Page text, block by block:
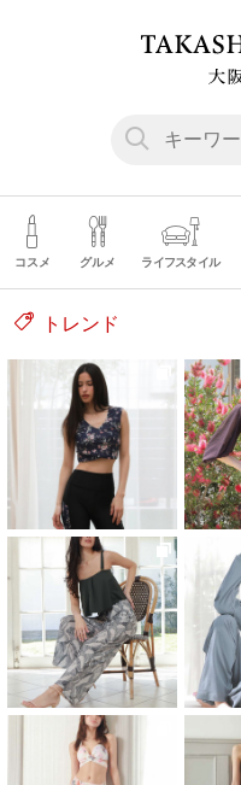
コスメ グルメ ライフスタイル
トレンド